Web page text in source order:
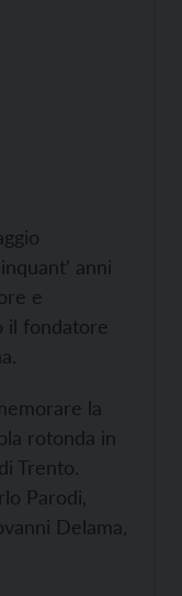
anni
e
il fondatore
la
rotonda in
Trento.
Parodi,
Delama,